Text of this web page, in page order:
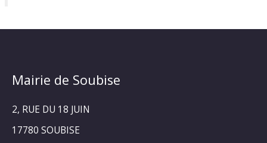
Mairie de Soubise
2, RUE DU 18 JUIN
17780 SOUBISE